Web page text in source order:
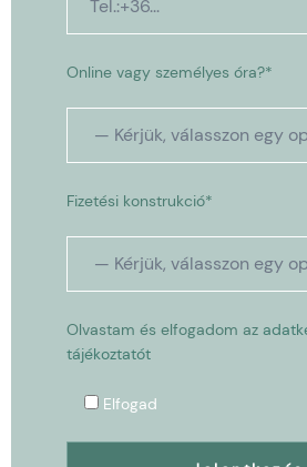
Online vagy személyes óra?*
Fizetési konstrukció*
Olvastam és elfogadom az
tájékoztatót
Elfogad